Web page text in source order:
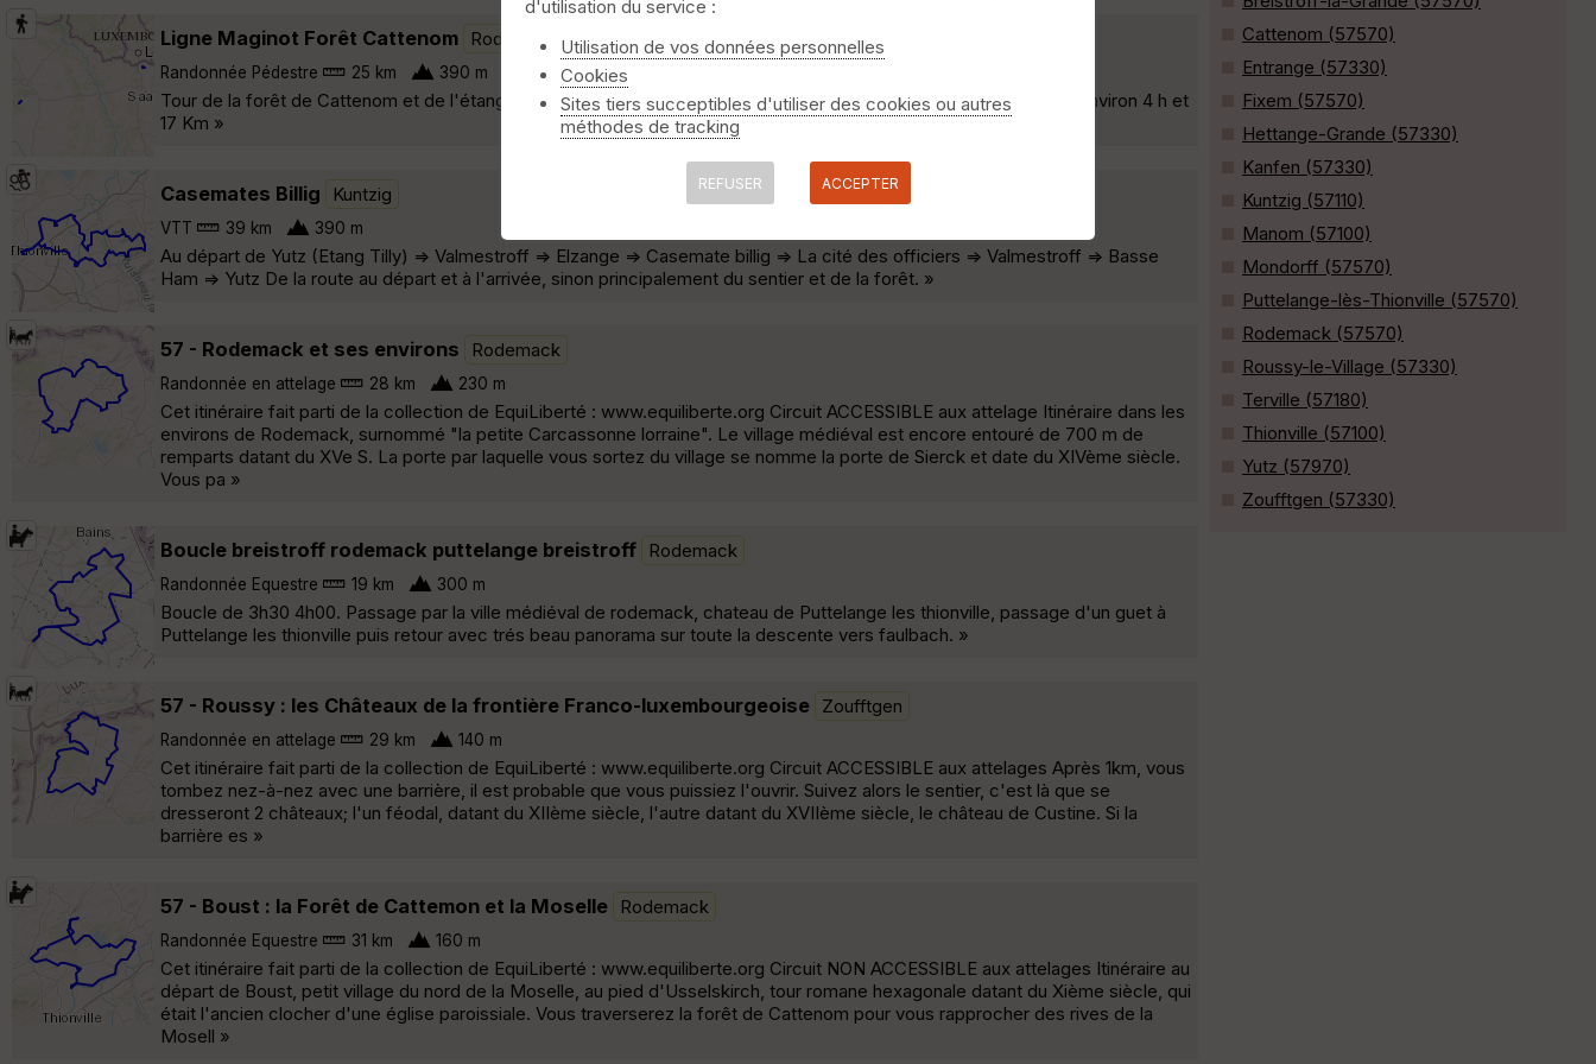
Ligne Maginot Forêt Cattenom Rodemack
Randonnée Pédestre 25 km 390 m
Tour de la forêt de Cattenom et de l'étang du Mirgenbach. Vue de 5 ouvrages de la ligne Maginot. Randonnée d'environ 4 h et
17 Km »
Casemates Billig Kuntzig
VTT 39 km 390 m
Au départ de Yutz (Etang Tilly) => Valmestroff => Elzange => Casemate billig => La cité des officiers => Valmestroff => Basse
Ham => Yutz De la route au départ et à l'arrivée, sinon principalement du sentier et de la forêt. »
57 - Rodemack et ses environs Rodemack
Randonnée en attelage 28 km 230 m
Cet itinéraire fait parti de la collection de EquiLiberté : www.equiliberte.org Circuit ACCESSIBLE aux attelage Itinéraire dans les
environs de Rodemack, surnommé "la petite Carcassonne lorraine". Le village médiéval est encore entouré de 700 m de
remparts datant du XVe S. La porte par laquelle vous sortez du village se nomme la porte de Sierck et date du XIVème siècle.
Vous pa »
Boucle breistroff rodemack puttelange breistroff Rodemack
Randonnée Equestre 19 km 300 m
Boucle de 3h30 4h00. Passage par la ville médiéval de rodemack, chateau de Puttelange les thionville, passage d'un guet à
Puttelange les thionville puis retour avec trés beau panorama sur toute la descente vers faulbach. »
57 - Roussy : les Châteaux de la frontière Franco-luxembourgeoise Zoufftgen
Randonnée en attelage 29 km 140 m
Cet itinéraire fait parti de la collection de EquiLiberté : www.equiliberte.org Circuit ACCESSIBLE aux attelages Après 1km, vous
tombez nez-à-nez avec une barrière, il est probable que vous puissiez l'ouvrir. Suivez alors le sentier, c'est là que se
dresseront 2 châteaux; l'un féodal, datant du XIIème siècle, l'autre datant du XVIIème siècle, le château de Custine. Si la
barrière es »
57 - Boust : la Forêt de Cattemon et la Moselle Rodemack
Randonnée Equestre 31 km 160 m
Cet itinéraire fait parti de la collection de EquiLiberté : www.equiliberte.org Circuit NON ACCESSIBLE aux attelages Itinéraire au
départ de Boust, petit village du nord de la Moselle, au pied d'Usselskirch, tour romane hexagonale datant du Xième siècle, qui
était l'ancien clocher d'une église paroissiale. Vous traverserez la forêt de Cattenom pour vous rapprocher des rives de la
Mosell »
Cattenom (57570)
Entrange (57330)
Fixem (57570)
Hettange-Grande (57330)
Kanfen (57330)
Kuntzig (57110)
Manom (57100)
Mondorff (57570)
Puttelange-lès-Thionville (57570)
Rodemack (57570)
Roussy-le-Village (57330)
Terville (57180)
Thionville (57100)
Yutz (57970)
Zoufftgen (57330)
d'utilisation du service :
Utilisation de vos données personnelles
Cookies
Sites tiers succeptibles d'utiliser des cookies ou autres
méthodes de tracking
REFUSER ACCEPTER